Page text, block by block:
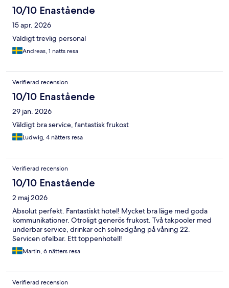
10/10 Enastående
15 apr. 2026
Väldigt trevlig personal
Andreas, 1 natts resa
Verifierad recension
10/10 Enastående
29 jan. 2026
Väldigt bra service, fantastisk frukost
Ludwig, 4 nätters resa
Verifierad recension
10/10 Enastående
2 maj 2026
Absolut perfekt. Fantastiskt hotel! Mycket bra läge med goda
kommunikationer. Otroligt generös frukost. Två takpooler med
underbar service, drinkar och solnedgång på våning 22.
Servicen ofelbar. Ett toppenhotell!
Martin, 6 nätters resa
Verifierad recension